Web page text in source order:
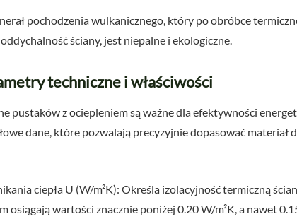
pochodzenia wulkanicznego, który po obróbce
ściany, jest niepalne i ekologiczne.
techniczne i właściwości
pustaków z ociepleniem są ważne dla efektywności
dane, które pozwalają precyzyjnie dopasować
ciepła U (W/m²K): Określa izolacyjność termiczną
osiągają wartości znacznie poniżej 0.20 W/m²K, a nawet